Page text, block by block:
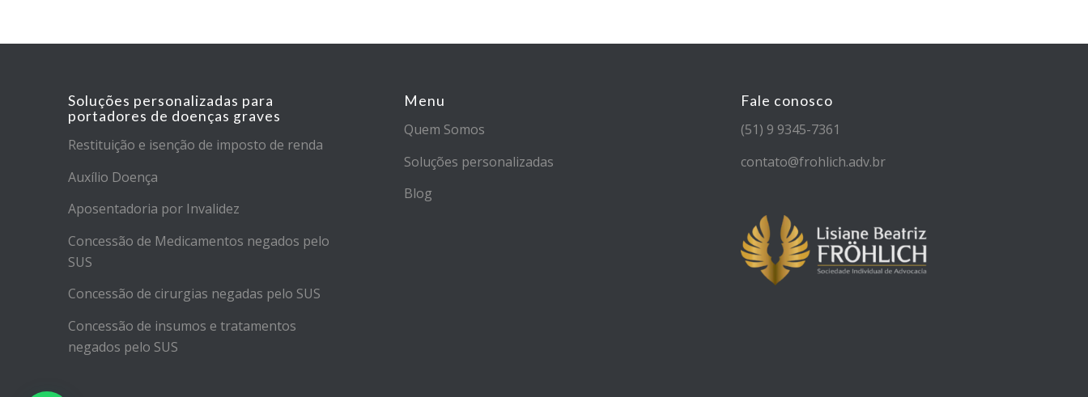
Soluções personalizadas para
portadores de doenças graves
Restituição e isenção de imposto de renda
Auxílio Doença
Aposentadoria por Invalidez
Concessão de Medicamentos negados pelo
SUS
Concessão de cirurgias negadas pelo SUS
Concessão de insumos e tratamentos
negados pelo SUS
Menu
Quem Somos
Soluções personalizadas
Blog
Fale conosco
(51) 9 9345-7361
contato@frohlich.adv.br